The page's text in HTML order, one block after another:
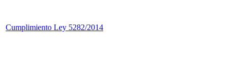
Cumplimiento Ley 5282/2014